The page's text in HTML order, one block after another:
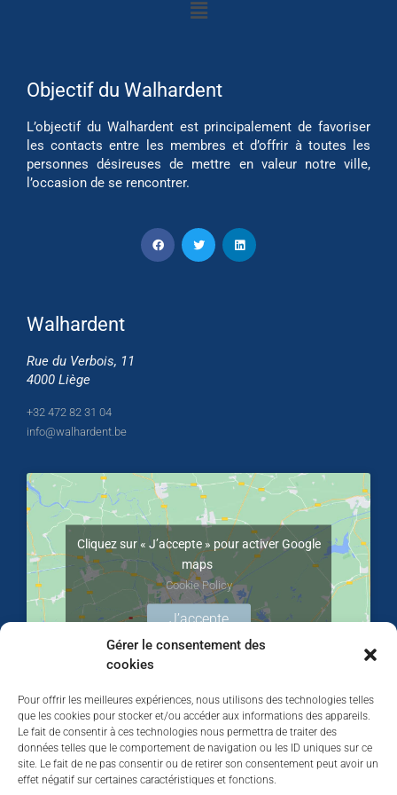
Gérer le consentement des
cookies
Pour offrir les meilleures expériences, nous utilisons des technologies telles
que les cookies pour stocker et/ou accéder aux informations des appareils.
Le fait de consentir à ces technologies nous permettra de traiter des
données telles que le comportement de navigation ou les ID uniques sur ce
site. Le fait de ne pas consentir ou de retirer son consentement peut avoir un
effet négatif sur certaines caractéristiques et fonctions.
Objectif du Walhardent
L’objectif du Walhardent est principalement de favoriser
les contacts entre les membres et d’offrir à toutes les
personnes désireuses de mettre en valeur notre ville,
l’occasion de se rencontrer.
Walhardent
Rue du Verbois, 11
4000 Liège
+32 472 82 31 04
info@walhardent.be
Cliquez sur « J’accepte » pour activer Google
maps
Cookie Policy
J’accepte